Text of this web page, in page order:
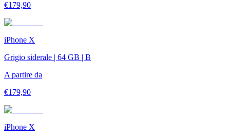
€179,90
iPhone X
Grigio siderale | 64 GB | B
A partire da
€179,90
iPhone X